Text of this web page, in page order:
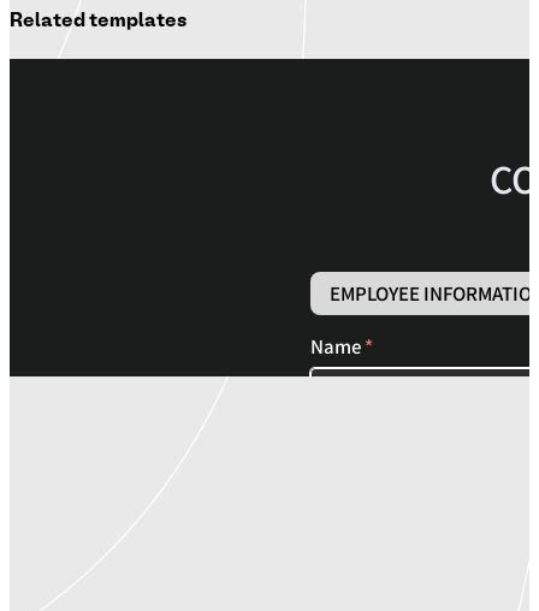
Related templates